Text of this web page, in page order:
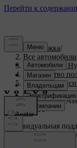
Поддержка/
Все автомобили
XC90 Plug-in
Руководство
Учетные
Volvo
Вызов Volvo
дороге
Индивидуальная
информацию по